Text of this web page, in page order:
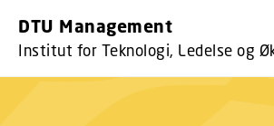
DTU Management
Institut for Teknologi, Ledelse og
PH.D.-FORSVAR ROBIN GABORIT